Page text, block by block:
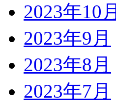
2023年10月
2023年9月
2023年8月
2023年7月